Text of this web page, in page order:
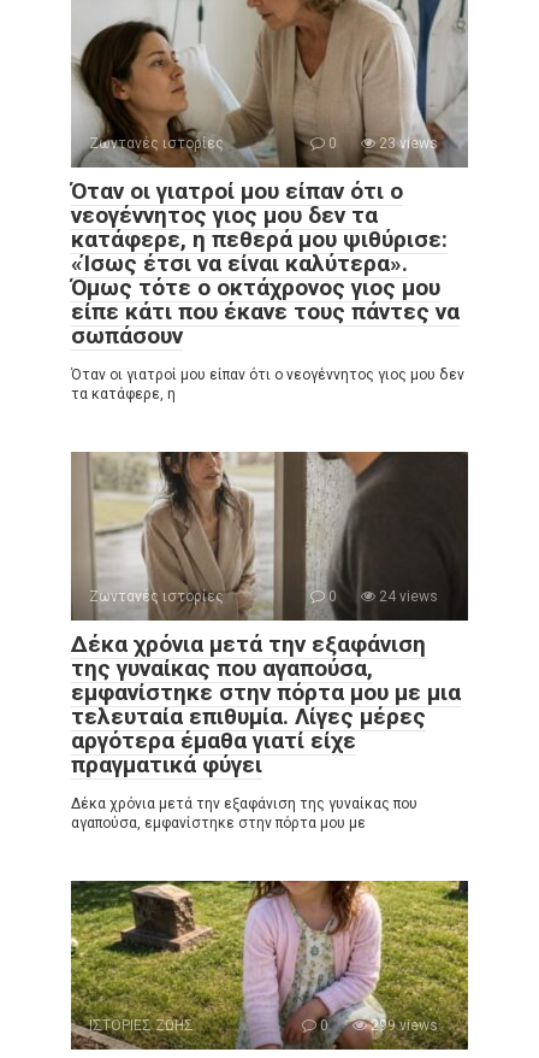
Ζωντανές ιστορίες 0 23 views
Όταν οι γιατροί μου είπαν ότι ο
νεογέννητος γιος μου δεν τα
κατάφερε, η πεθερά μου ψιθύρισε:
«Ίσως έτσι να είναι καλύτερα».
Όμως τότε ο οκτάχρονος γιος μου
είπε κάτι που έκανε τους πάντες να
σωπάσουν
Όταν οι γιατροί μου είπαν ότι ο νεογέννητος γιος μου δεν
τα κατάφερε, η
Ζωντανές ιστορίες 0 24 views
Δέκα χρόνια μετά την εξαφάνιση
της γυναίκας που αγαπούσα,
εμφανίστηκε στην πόρτα μου με μια
τελευταία επιθυμία. Λίγες μέρες
αργότερα έμαθα γιατί είχε
πραγματικά φύγει
Δέκα χρόνια μετά την εξαφάνιση της γυναίκας που
αγαπούσα, εμφανίστηκε στην πόρτα μου με
ΙΣΤΟΡΙΕΣ ΖΩΗΣ 0 299 views